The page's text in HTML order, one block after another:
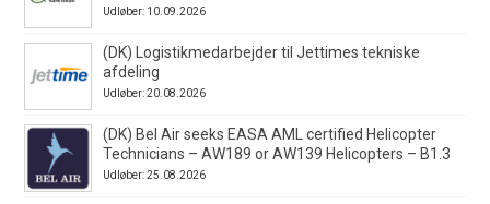
Udløber: 10.09.2026
(DK) Logistikmedarbejder til Jettimes tekniske
afdeling
Udløber: 20.08.2026
(DK) Bel Air seeks EASA AML certified Helicopter
Technicians – AW189 or AW139 Helicopters – B1.3
Udløber: 25.08.2026